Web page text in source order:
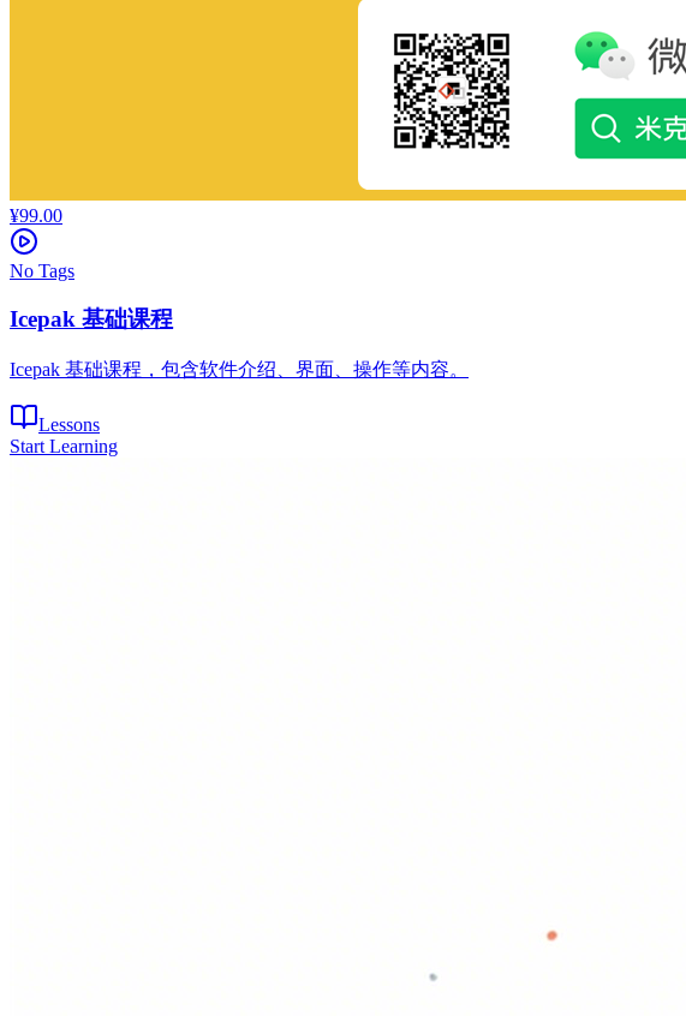
¥99.00
No Tags
Icepak 基础课程
Icepak 基础课程，包含软件介绍、界面、操作等内容。
Lessons
Start Learning